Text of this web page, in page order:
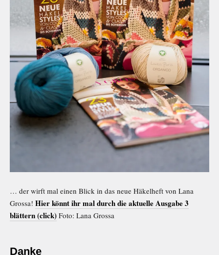
… der wirft mal einen Blick in das neue Häkelheft von Lana
Grossa! Hier könnt ihr mal durch die aktuelle Ausgabe 3
blättern (click) Foto: Lana Grossa
Danke